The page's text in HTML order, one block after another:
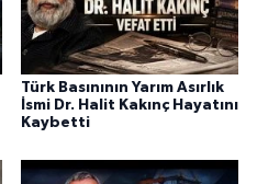
Türk Basınının Yarım Asırlık
İsmi Dr. Halit Kakınç Hayatını
Kaybetti